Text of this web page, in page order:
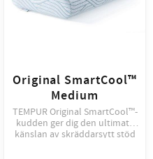
Original SmartCool™
Medium
TEMPUR Original SmartCool™-
kudden ger dig den ultimata
känslan av skräddarsytt stöd